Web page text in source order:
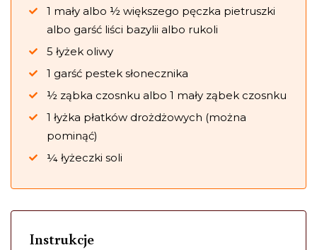
1 mały albo ½ większego pęczka pietruszki
albo garść liści bazylii albo rukoli
5 łyżek oliwy
1 garść pestek słonecznika
½ ząbka czosnku albo 1 mały ząbek czosnku
1 łyżka płatków drożdżowych (można
pominąć)
¼ łyżeczki soli
Instrukcje